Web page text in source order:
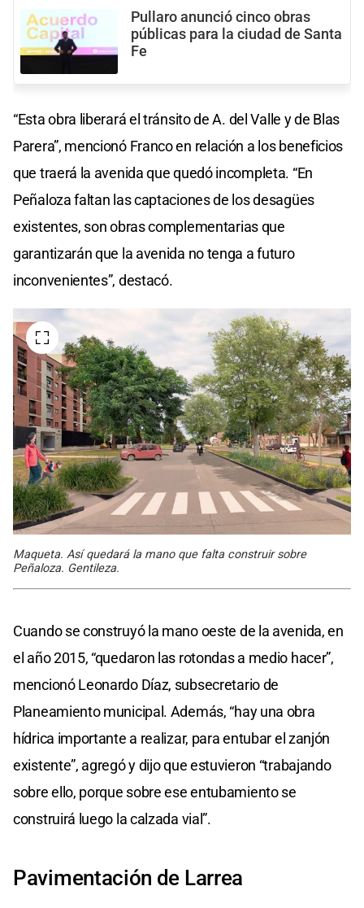
Pullaro anunció cinco obras
públicas para la ciudad de Santa
Fe
“Esta obra liberará el tránsito de A. del Valle y de Blas
Parera”, mencionó Franco en relación a los beneficios
que traerá la avenida que quedó incompleta. “En
Peñaloza faltan las captaciones de los desagües
existentes, son obras complementarias que
garantizarán que la avenida no tenga a futuro
inconvenientes”, destacó.
Maqueta. Así quedará la mano que falta construir sobre
Peñaloza. Gentileza.
Cuando se construyó la mano oeste de la avenida, en
el año 2015, “quedaron las rotondas a medio hacer”,
mencionó Leonardo Díaz, subsecretario de
Planeamiento municipal. Además, “hay una obra
hídrica importante a realizar, para entubar el zanjón
existente”, agregó y dijo que estuvieron “trabajando
sobre ello, porque sobre ese entubamiento se
construirá luego la calzada vial”.
Pavimentación de Larrea